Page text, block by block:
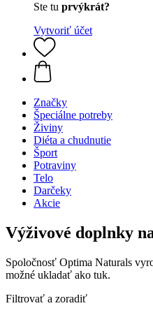
Ste tu prvýkrát?
Vytvoriť účet
Značky
Špeciálne potreby
Živiny
Diéta a chudnutie
Šport
Potraviny
Telo
Darčeky
Akcie
Výživové doplnky
Spoločnosť Optima Naturals
možné ukladať ako tuk.
Filtrovať a zoradiť